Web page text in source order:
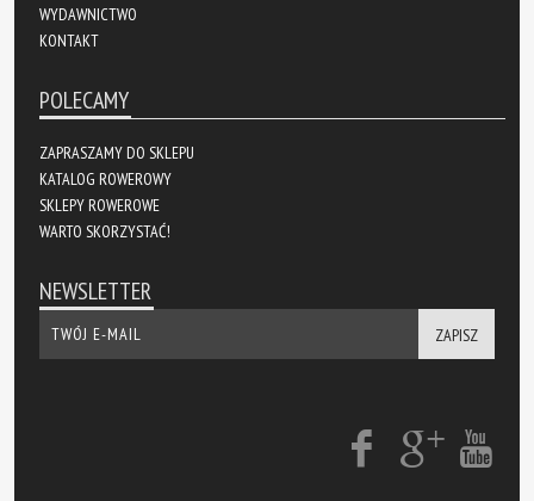
WYDAWNICTWO
KONTAKT
POLECAMY
ZAPRASZAMY DO SKLEPU
KATALOG ROWEROWY
SKLEPY ROWEROWE
WARTO SKORZYSTAĆ!
NEWSLETTER
ZAPISZ